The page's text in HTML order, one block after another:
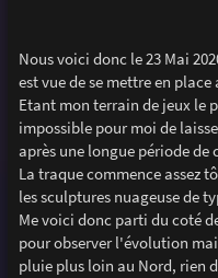
Nous voici donc le 23 Mai
est vue de se mettre en
Etant mon terrain de jeux le
impossible pour moi de
après une longue période de
La traque commence assez
les sculptures nuageuse de
Me voici donc parti du coté
pour observer l'évolution
pluie plus loin au Nord, rien